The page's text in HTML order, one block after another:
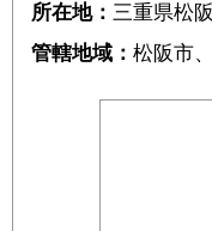
所在地： 三重県松
管轄地域： 松阪市